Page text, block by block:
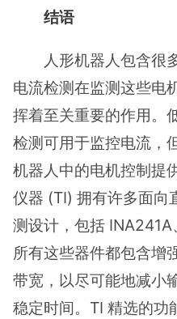
结语
人形机器人包含很
电流检测在监测这些电
挥着至关重要的作用。
检测可用于监控电流，
机器人中的电机控制提
仪器 (TI) 拥有许多面向
测设计，包括 INA241A
所有这些器件都包含增
带宽，以尽可能地减小
稳定时间。TI 精选的功